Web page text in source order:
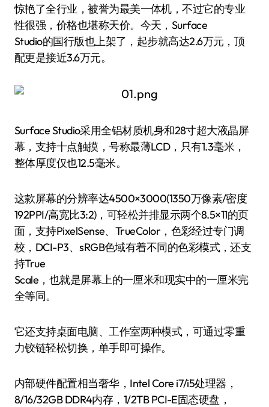
惊艳了全行业，被誉为最美一体机，不过它的专业
性很强，价格也堪称天价。今天，Surface
Studio的国行版也上架了，起步就高达2.6万元，顶
配更是接近3.6万元。
Surface Studio采用全铝材质机身和28寸超大液晶屏
幕，支持十点触摸，号称最薄LCD，只有1.3毫米，
整体厚度仅也12.5毫米。
这款屏幕的分辨率达4500×3000(1350万像素/密度
192PPI/高宽比3:2)，可轻松并排显示两个8.5×11的页
面，支持PixelSense、TrueColor，色彩经过专门调
校，DCI-P3、sRGB色域有着不同的色彩模式，还支
持True
Scale，也就是屏幕上的一厘米和现实中的一厘米完
全等同。
它还支持桌面电脑、工作室两种模式，可通过零重
力铰链轻松切换，单手即可操作。
内部硬件配置相当奢华，Intel Core i7/i5处理器，
8/16/32GB DDR4内存，1/2TB PCI-E固态硬盘，